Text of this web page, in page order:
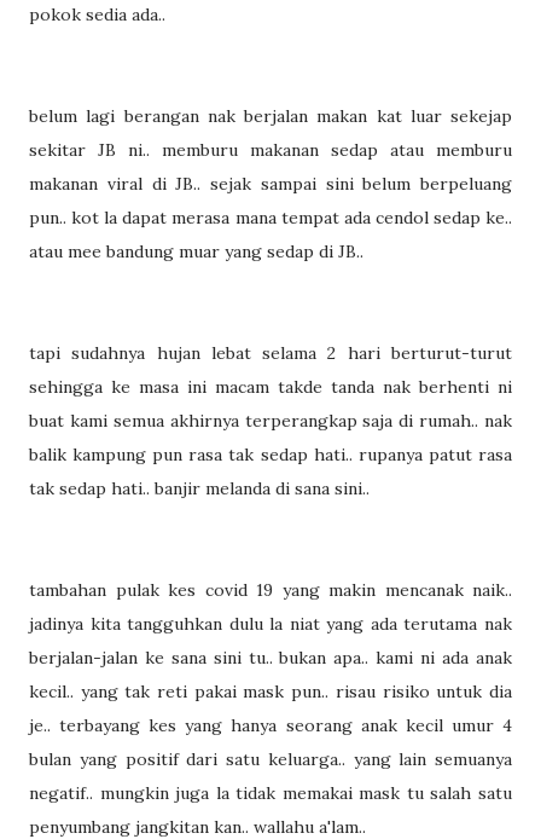
pokok sedia ada..
belum lagi berangan nak berjalan makan kat luar sekejap
sekitar JB ni.. memburu makanan sedap atau memburu
makanan viral di JB.. sejak sampai sini belum berpeluang
pun.. kot la dapat merasa mana tempat ada cendol sedap ke..
atau mee bandung muar yang sedap di JB..
tapi sudahnya hujan lebat selama 2 hari berturut-turut
sehingga ke masa ini macam takde tanda nak berhenti ni
buat kami semua akhirnya terperangkap saja di rumah.. nak
balik kampung pun rasa tak sedap hati.. rupanya patut rasa
tak sedap hati.. banjir melanda di sana sini..
tambahan pulak kes covid 19 yang makin mencanak naik..
jadinya kita tangguhkan dulu la niat yang ada terutama nak
berjalan-jalan ke sana sini tu.. bukan apa.. kami ni ada anak
kecil.. yang tak reti pakai mask pun.. risau risiko untuk dia
je.. terbayang kes yang hanya seorang anak kecil umur 4
bulan yang positif dari satu keluarga.. yang lain semuanya
negatif.. mungkin juga la tidak memakai mask tu salah satu
penyumbang jangkitan kan.. wallahu a'lam..